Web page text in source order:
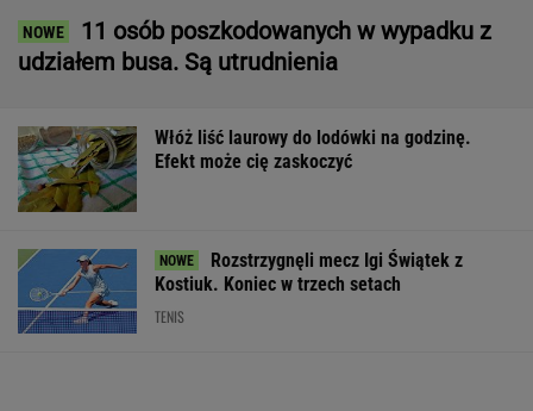
11 osób poszkodowanych w wypadku z
udziałem busa. Są utrudnienia
Włóż liść laurowy do lodówki na godzinę.
Efekt może cię zaskoczyć
Rozstrzygnęli mecz Igi Świątek z
Kostiuk. Koniec w trzech setach
TENIS